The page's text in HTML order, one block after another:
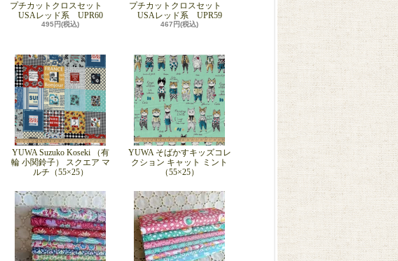
プチカットクロスセット
USAレッド系 UPR60
495円(税込)
プチカットクロスセット
USAレッド系 UPR59
467円(税込)
YUWA Suzuko Koseki （有
輪 小関鈴子） スクエア マ
ルチ（55×25）
YUWA そばかすキッズコレ
クション キャット ミント
（55×25）